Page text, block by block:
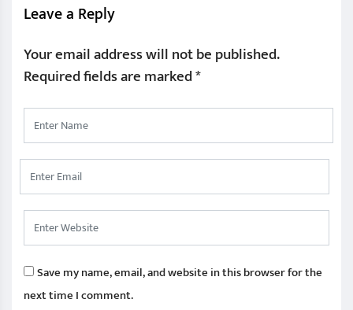
Leave a Reply
Your email address will not be published.
Required fields are marked*
Save my name, email, and website in this browser for the
next time I comment.